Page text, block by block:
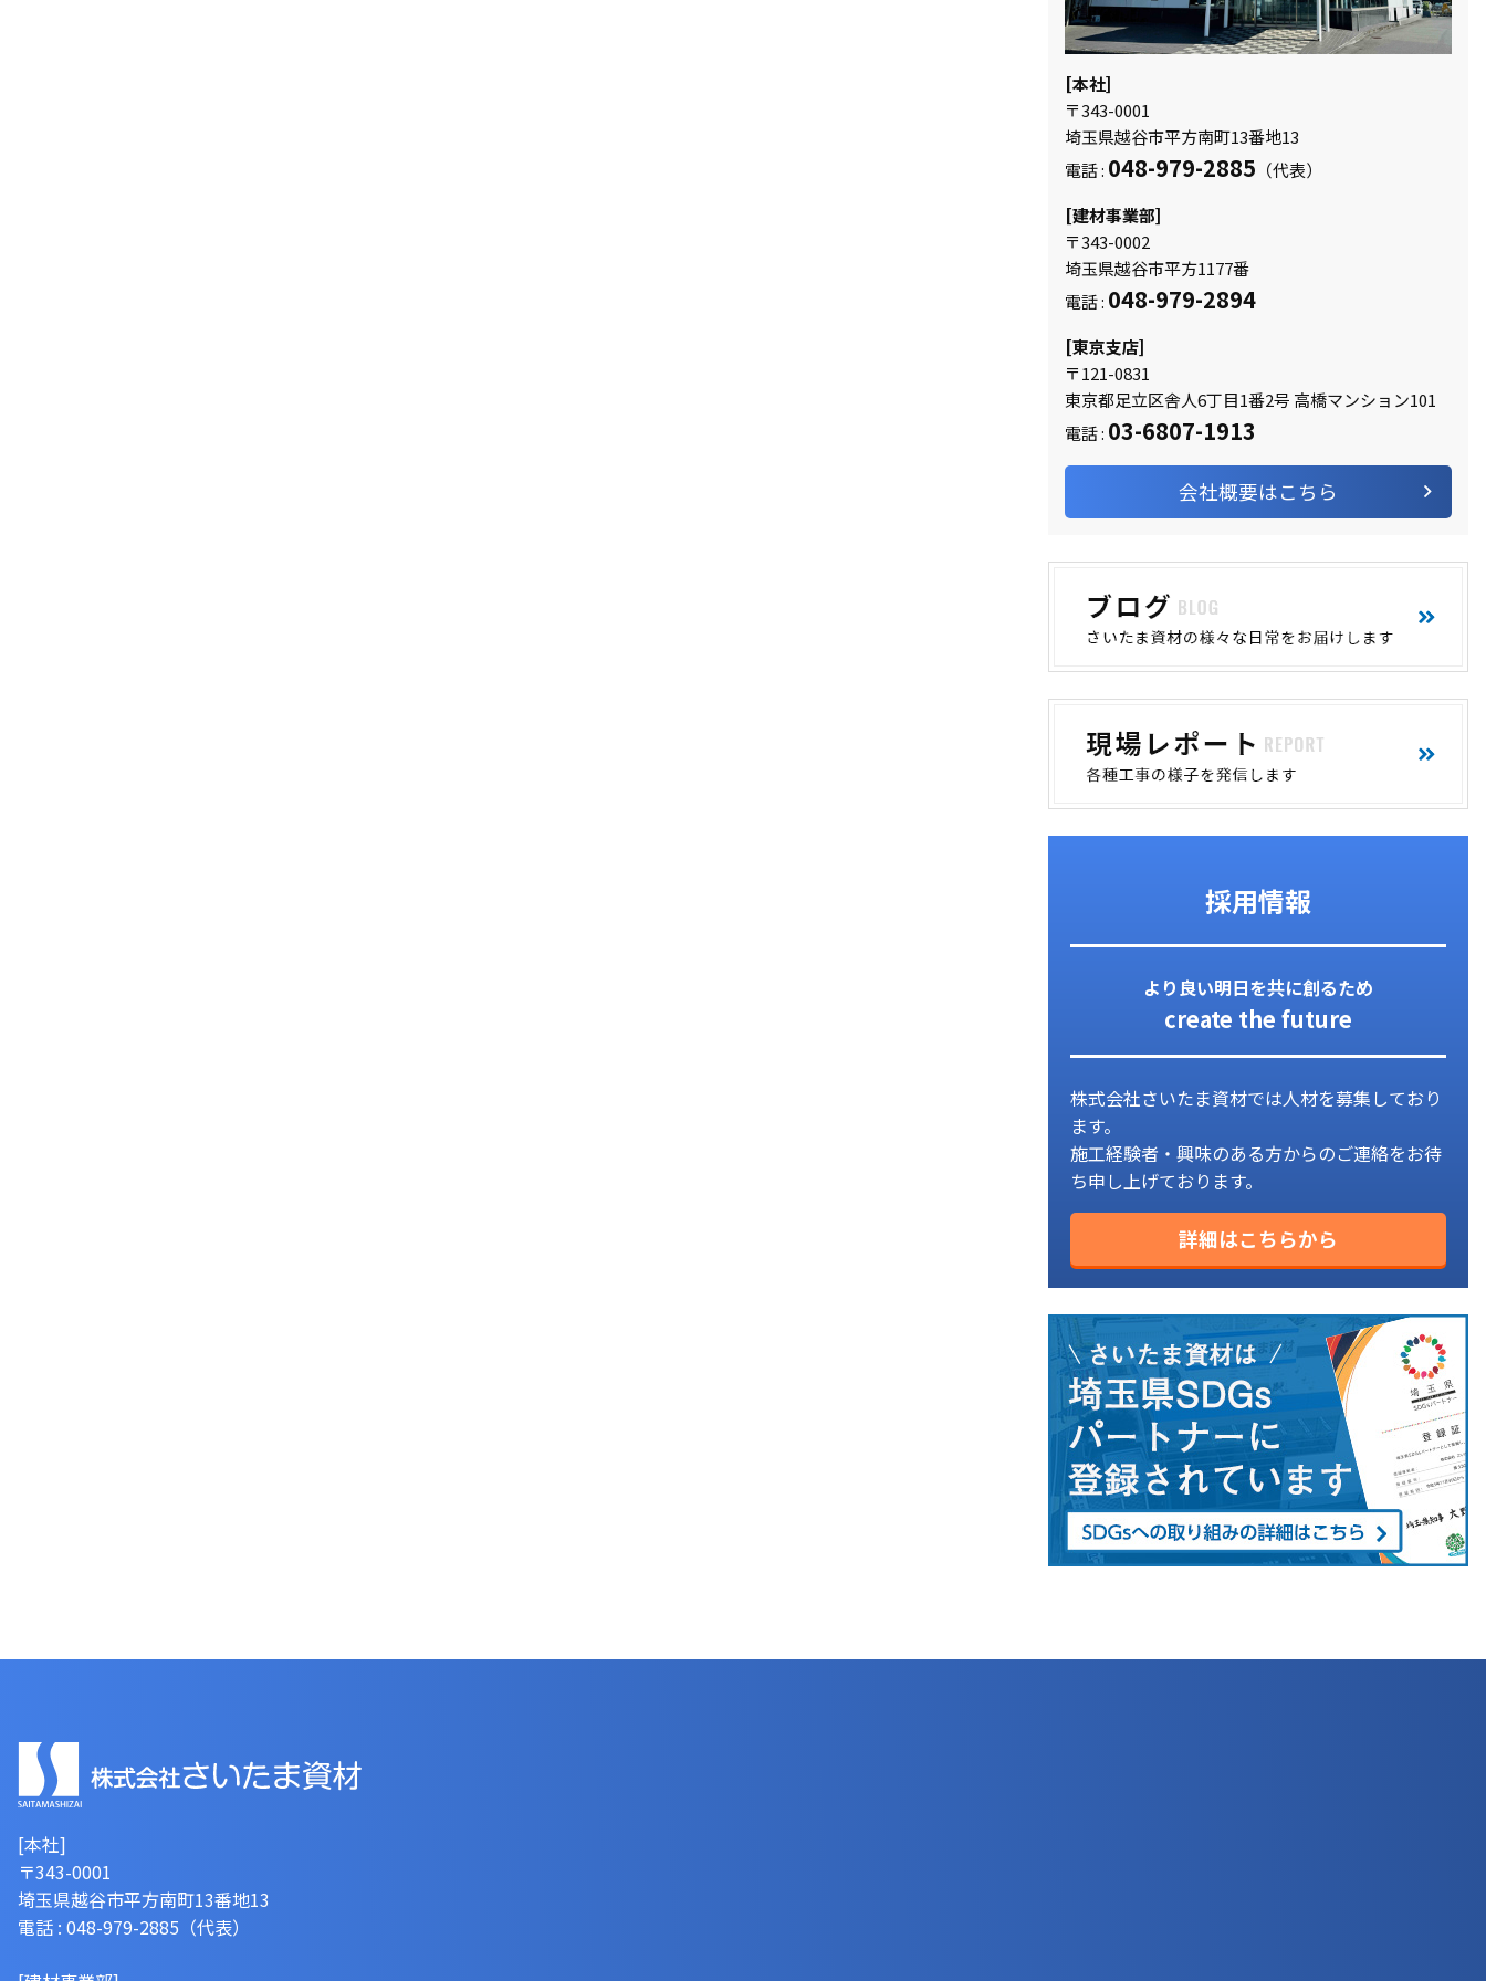
[本社]
〒343-0001
埼玉県越谷市平方南町13番地13
電話 : 048-979-2885 （代表）
[建材事業部]
〒343-0002
埼玉県越谷市平方1177番
電話 : 048-979-2894
[東京支店]
〒121-0831
東京都足立区舎人6丁目1番2号 高橋マンション101
電話 : 03-6807-1913
会社概要はこちら
採用情報
より良い明日を共に創るため
create the future
株式会社さいたま資材では人材を募集しており
ます。
施工経験者・興味のある方からのご連絡をお待
ち申し上げております。
詳細はこちらから
[本社]
〒343-0001
埼玉県越谷市平方南町13番地13
電話 : 048-979-2885（代表）